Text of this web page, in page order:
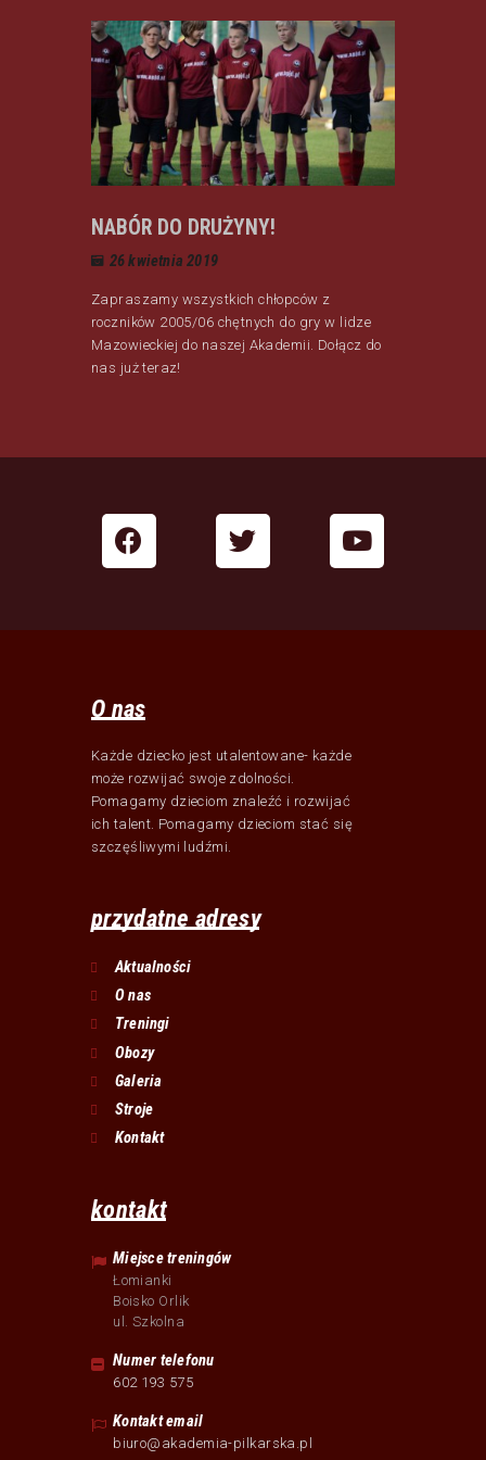
NABÓR DO DRUŻYNY!
26 kwietnia 2019
Zapraszamy wszystkich chłopców z
roczników 2005/06 chętnych do gry w lidze
Mazowieckiej do naszej Akademii. Dołącz do
nas już teraz!
O nas
Każde dziecko jest utalentowane- każde
może rozwijać swoje zdolności.
Pomagamy dzieciom znaleźć i rozwijać
ich talent. Pomagamy dzieciom stać się
szczęśliwymi ludźmi.
przydatne adresy
Aktualności
O nas
Treningi
Obozy
Galeria
Stroje
Kontakt
kontakt
Miejsce treningów
Łomianki
Boisko Orlik
ul. Szkolna
Numer telefonu
602 193 575
Kontakt email
biuro@akademia-pilkarska.pl